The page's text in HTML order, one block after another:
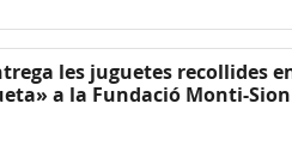
les juguetes recollides
a la Fundació Monti-